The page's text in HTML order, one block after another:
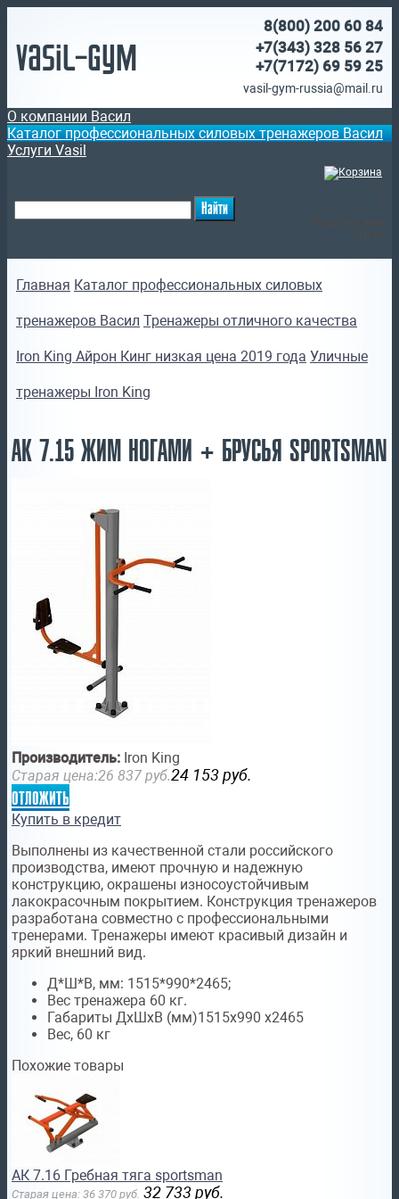
Vasil-Gym
8(800) 200 60 84
+7(343) 328 56 27
+7(7172) 69 59 25
vasil-gym-russia@mail.ru
О компании Васил
Каталог профессиональных силовых тренажеров Васил
Услуги Vasil
Главная Каталог профессиональных силовых
тренажеров Васил Тренажеры отличного качества
Iron King Айрон Кинг низкая цена 2019 года Уличные
тренажеры Iron King
АК 7.15 ЖИМ НОГАМИ + БРУСЬЯ SPORTSMAN
Производитель: Iron King
Старая цена:26 837 руб.24 153 руб.
отложить
Купить в кредит
Выполнены из качественной стали российского
производства, имеют прочную и надежную
конструкцию, окрашены износоустойчивым
лакокрасочным покрытием. Конструкция тренажеров
разработана совместно с профессиональными
тренерами. Тренажеры имеют красивый дизайн и
яркий внешний вид.
Д*Ш*В, мм: 1515*990*2465;
Вес тренажера 60 кг.
Габариты ДхШхВ (мм)1515x990 x2465
Вес, 60 кг
Похожие товары
АК 7.16 Гребная тяга sportsman
Старая цена: 36 370 руб. 32 733 руб.